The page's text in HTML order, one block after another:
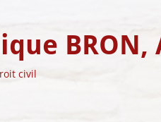
BRON,
civil